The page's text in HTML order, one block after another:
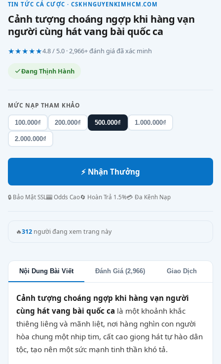
TIN TỨC CÁ CƯỢC · CSKHNGUYENKIMHCM.COM
Cảnh tượng choáng ngợp khi hàng vạn
người cùng hát vang bài quốc ca
★★★★★4.8 / 5.0 · 2,966+ đánh giá đã xác minh
Đang Thịnh Hành
MỨC NẠP THAM KHẢO
100.000₫ 200.000₫ 500.000₫ 1.000.000₫
2.000.000₫
⚡ Nhận Thưởng
🔒 Bảo Mật SSL🎰 Odds Cao🔄 Hoàn Trả 1.5%💳 Đa Kênh Nạp
🔥312 người đang xem trang này
Nội Dung Bài Viết Đánh Giá (2,966) Giao Dịch
Cảnh tượng choáng ngợp khi hàng vạn người
cùng hát vang bài quốc ca là một khoảnh khắc
thiêng liêng và mãnh liệt, nơi hàng nghìn con người
hòa chung một nhịp tim, cất cao giọng hát tự hào dân
tộc, tạo nên một sức mạnh tinh thần khó tả.